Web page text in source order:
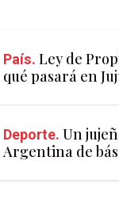
País. Ley de
qué pasará en
Deporte. Un
Argentina de